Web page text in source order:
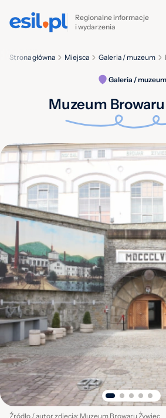
Regionalne informacje
i wydarzenia
Galeria / muzeum
Miejsca
Strona główna
Galeria / muzeum
Muzeum
Źródło / autor zdjęcia: Muzeum Browaru Żywiec